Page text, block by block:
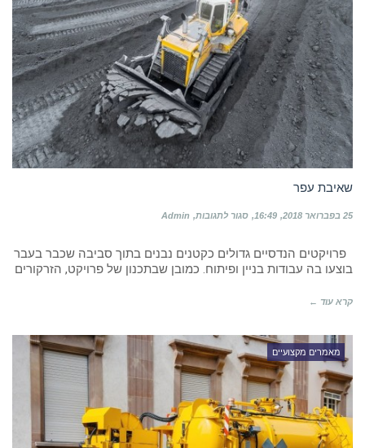
שאיבת עפר
25 בפברואר 2018 16:49 סגור לתגובות עלAdmin
פרויקטים הנדסיים גדולים כקטנים נבנים בתוך סביבה שכבר בעבר
בוצעו בה עבודות בניין ופיתוח. כמובן שבתכנון של פרויקט, הזרקורים
קרא עוד ←
מאמרים מקצועיים